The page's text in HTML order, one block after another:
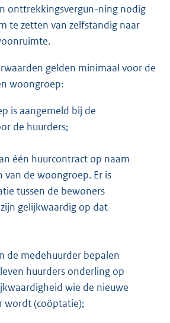
onttrekkingsvergun-ning nodig
te zetten van zelfstandig naar
gelden minimaal voor de
woongroep:
is aangemeld bij de
de huurders;
één huurcontract op naam
van de woongroep. Er is
tussen de bewoners
gelijkwaardig op dat
de medehuurder bepalen
huurders onderling op
wie de nieuwe
wordt (coöptatie);